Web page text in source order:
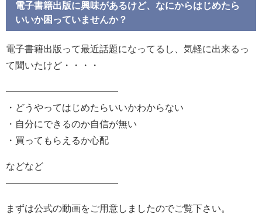
電子書籍出版に興味があるけど、なにからはじめたら
いいか困っていませんか？
電子書籍出版って最近話題になってるし、気軽に出来るっ
て聞いたけど・・・・
————————————
・どうやってはじめたらいいかわからない
・自分にできるのか自信が無い
・買ってもらえるか心配
などなど
————————————
まずは公式の動画をご用意しましたのでご覧下さい。